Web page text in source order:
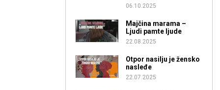
06.10.2025
Majčina marama –
Ljudi pamte ljude
22.08.2025
Otpor nasilju je žensko
nasleđe
22.07.2025